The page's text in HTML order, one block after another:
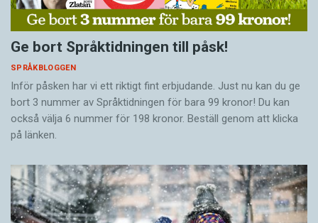
Ge bort Språktidningen till påsk!
SPRÅKBLOGGEN
Inför påsken har vi ett riktigt fint erbjudande. Just nu kan du ge
bort 3 nummer av Språktidningen för bara 99 kronor! Du kan
också välja 6 nummer för 198 kronor. Beställ genom att klicka
på länken.